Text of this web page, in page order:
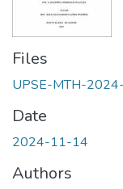
Files
UPSE-MTH-
Date
2024-11-14
Authors